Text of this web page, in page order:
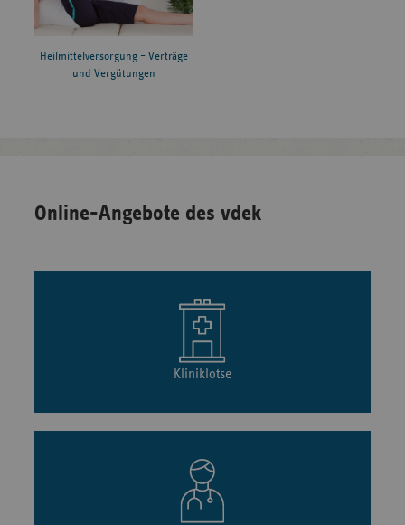
Heilmittelversorgung – Verträge
und Vergütungen
Online-Angebote des vdek
Kliniklotse